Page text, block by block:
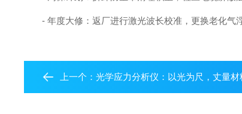
- 年度大修：返厂进行激光波长校准，更换老化气浮
上一个：光学应力分析仪：以光为尺，丈量材